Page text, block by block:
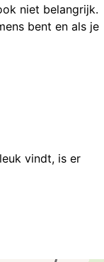
niet belangrijk.
bent en als je
vindt, is er